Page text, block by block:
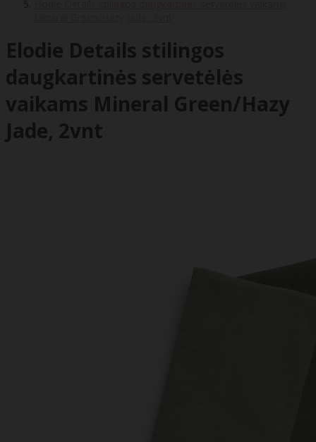
Elodie Details stilingos
daugkartinės servetėlės
vaikams Mineral Green/Hazy
Jade, 2vnt